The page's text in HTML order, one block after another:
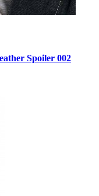
Spoiler 002